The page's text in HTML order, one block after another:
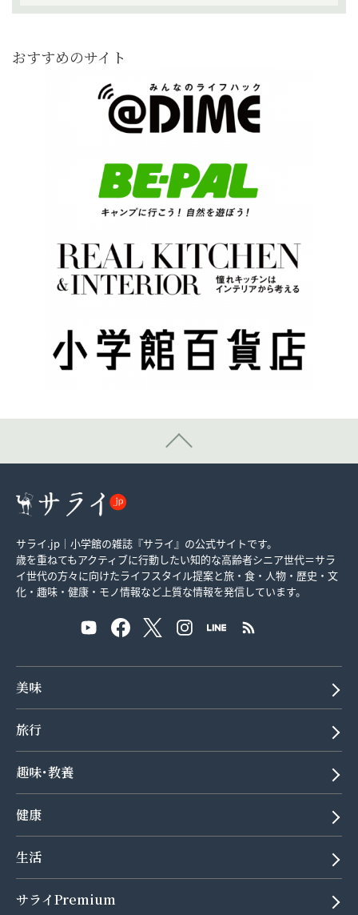
おすすめのサイト
サライ.jp｜小学館の雑誌『サライ』の公式サイトです。
歳を重ねてもアクティブに行動したい知的な高齢者シニア世代＝サラ
イ世代の方々に向けたライフスタイル提案と旅・食・人物・歴史・文
化・趣味・健康・モノ情報など上質な情報を発信しています。
美味
旅行
趣味･教養
健康
生活
サライPremium